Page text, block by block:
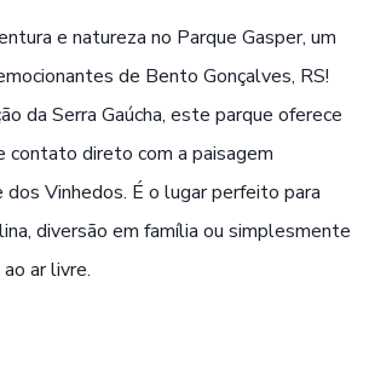
e natureza no Parque Gasper, um
de Bento Gonçalves, RS!
da Serra Gaúcha, este parque oferece
contato direto com a paisagem
Vinhedos. É o lugar perfeito para
diversão em família ou simplesmente
ar livre.